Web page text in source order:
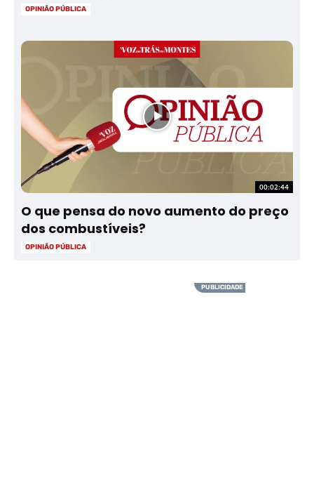
OPINIÃO PÚBLICA
00:02:44
O que pensa do novo aumento do preço
dos combustíveis?
OPINIÃO PÚBLICA